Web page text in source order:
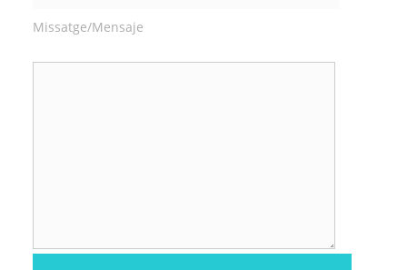
Missatge/Mensaje